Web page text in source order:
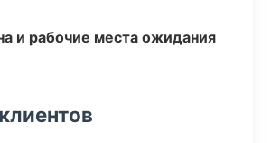
и рабочие места ожидания